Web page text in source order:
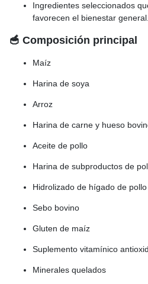
Ingredientes seleccionados
favorecen el bienestar general.
🥣 Composición principal
Maíz
Harina de soya
Arroz
Harina de carne y hueso
Aceite de pollo
Harina de subproductos de
Hidrolizado de hígado de pollo
Sebo bovino
Gluten de maíz
Suplemento vitamínico
Minerales quelados